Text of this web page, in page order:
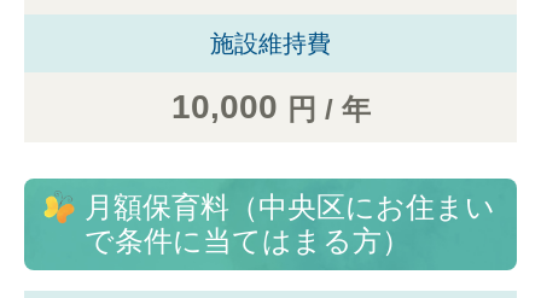
施設維持費
10,000 円 / 年
月額保育料（中央区にお住まい
で条件に当てはまる方）